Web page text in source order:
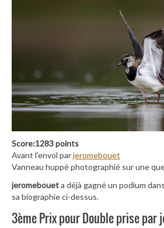
Score:1283 points
Avant l'envol parjeromebouet
Vanneau huppé photographié sur une
jeromeboueta déjà gagné un podium
sa biographie ci-dessus.
3ème Prix pour Double prise par